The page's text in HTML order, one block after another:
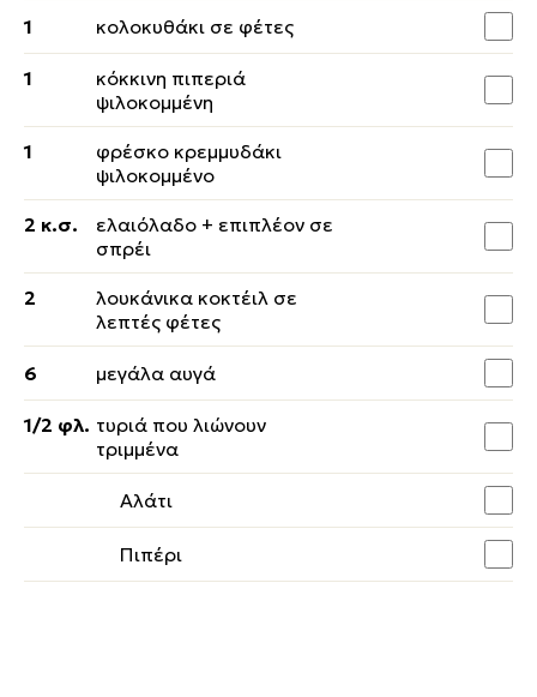
1 κολοκυθάκι σε φέτες
1
κόκκινη πιπεριά
ψιλοκομμένη
1
φρέσκο κρεμμυδάκι
ψιλοκομμένο
2 κ.σ.
ελαιόλαδο + επιπλέον σε
σπρέι
2
λουκάνικα κοκτέιλ σε
λεπτές φέτες
6 μεγάλα αυγά
1/2 φλ. τυριά που λιώνουν
τριμμένα
Αλάτι
Πιπέρι